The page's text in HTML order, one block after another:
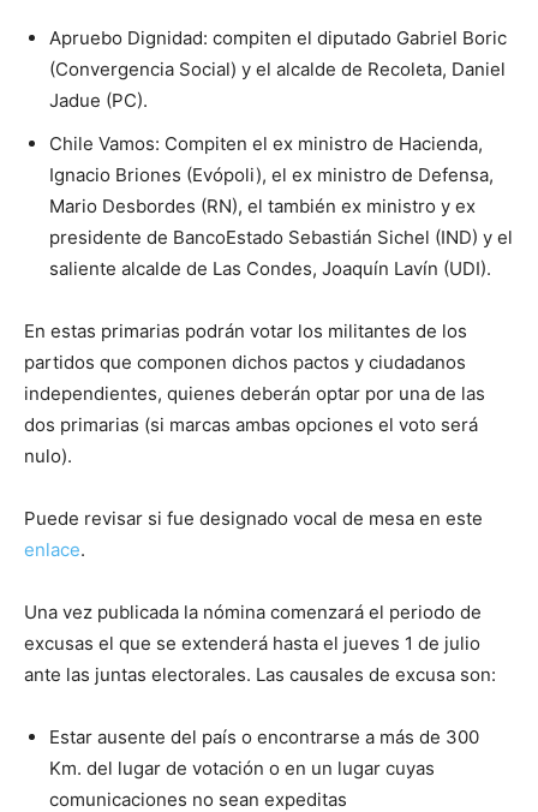
Apruebo Dignidad: compiten el diputado Gabriel Boric
(Convergencia Social) y el alcalde de Recoleta, Daniel
Jadue (PC).
Chile Vamos: Compiten el ex ministro de Hacienda,
Ignacio Briones (Evópoli), el ex ministro de Defensa,
Mario Desbordes (RN), el también ex ministro y ex
presidente de BancoEstado Sebastián Sichel (IND) y el
saliente alcalde de Las Condes, Joaquín Lavín (UDI).
En estas primarias podrán votar los militantes de los
partidos que componen dichos pactos y ciudadanos
independientes, quienes deberán optar por una de las
dos primarias (si marcas ambas opciones el voto será
nulo).
Puede revisar si fue designado vocal de mesa en este
enlace.
Una vez publicada la nómina comenzará el periodo de
excusas el que se extenderá hasta el jueves 1 de julio
ante las juntas electorales. Las causales de excusa son:
Estar ausente del país o encontrarse a más de 300
Km. del lugar de votación o en un lugar cuyas
comunicaciones no sean expeditas